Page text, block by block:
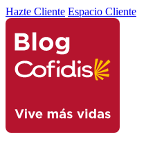
Hazte Cliente Espacio Cliente